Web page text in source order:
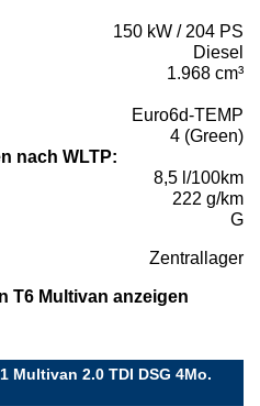
150 kW / 204 PS
Diesel
1.968 cm³
Euro6d-TEMP
4 (Green)
nach WLTP:
8,5 l/100km
222 g/km
G
Zentrallager
T6 Multivan anzeigen
Multivan 2.0 TDI DSG 4Mo.